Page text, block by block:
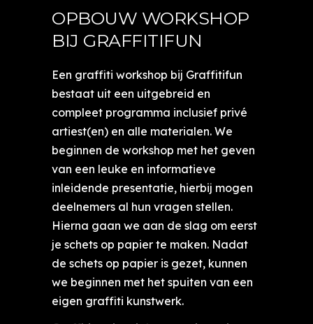
OPBOUW WORKSHOP
BIJ GRAFFITIFUN
Een graffiti workshop bij Graffitifun
bestaat uit een uitgebreid en
compleet programma inclusief privé
artiest(en) en alle materialen. We
beginnen de workshop met het geven
van een leuke en informatieve
inleidende presentatie, hierbij mogen
deelnemers al hun vragen stellen.
Hierna gaan we aan de slag om eerst
je schets op papier te maken. Nadat
de schets op papier is gezet, kunnen
we beginnen met het spuiten van een
eigen graffiti kunstwerk.